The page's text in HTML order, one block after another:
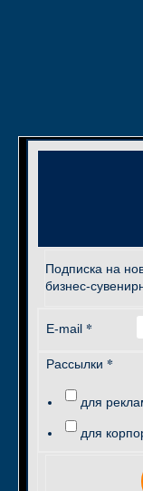
Подписка на
бизнес-
E-mail *
Рассылки *
для
для